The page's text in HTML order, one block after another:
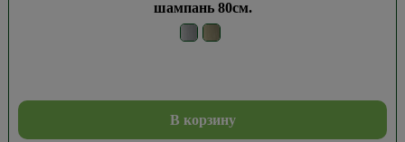
шампань 80см.
В корзину